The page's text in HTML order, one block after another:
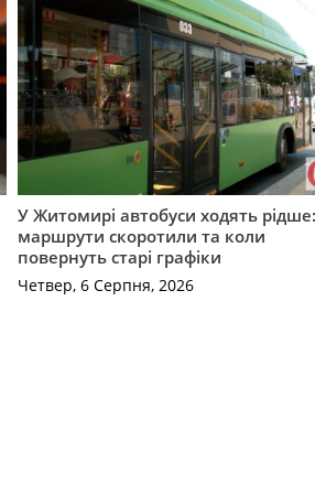
У Житомирі автобуси ходять рідше:
маршрути скоротили та коли
повернуть старі графіки
Четвер, 6 Серпня, 2026